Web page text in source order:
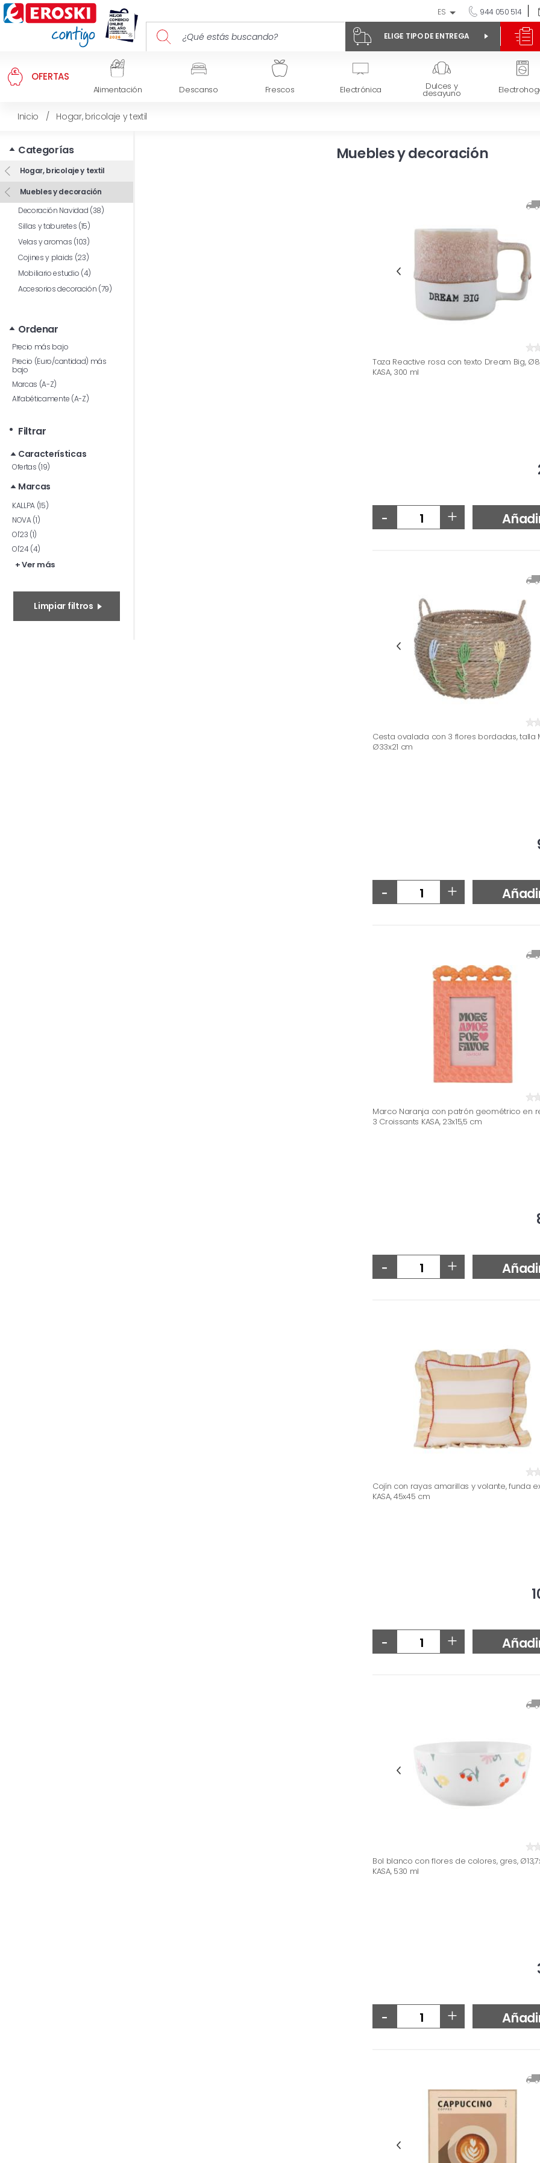
ES 944 050 514
ELIGE TIPO DE ENTREGA
OFERTAS
Alimentación Descanso Frescos Electrónica Dulces y
desayuno
Inicio / Hogar, bricolaje y textil
Categorías
Hogar, bricolaje y textil
Muebles y decoración
Decoración Navidad (38)
Sillas y taburetes (15)
Velas y aromas (103)
Cojines y plaids (23)
Mobiliario estudio (4)
Accesorios decoración (79)
Ordenar
Precio más bajo
Precio (Euro/cantidad) más
bajo
Marcas (A-Z)
Alfabéticamente (A-Z)
Filtrar
Características
Ofertas (19)
Marcas
KALLPA (15)
NOVA (1)
OI'23 (1)
OI'24 (4)
+ Ver más
Limpiar filtros
Muebles y decoración
Taza Reactive rosa con texto Dream Big,
KASA, 300 ml
- +
Cesta ovalada con 3 flores bordadas, talla
Ø33x21 cm
- +
Marco Naranja con patrón geométrico en
3 Croissants KASA, 23x15,5 cm
- +
Cojín con rayas amarillas y volante, funda
KASA, 45x45 cm
- +
Bol blanco con flores de colores, gres,
KASA, 530 ml
- +